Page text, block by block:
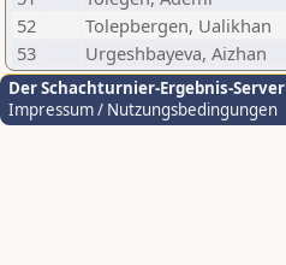
52
Tolepbergen, Ualikhan
53
Urgeshbayeva, Aizhan
Der Schachturnier-Ergebnis-Server
Impressum / Nutzungsbedingungen